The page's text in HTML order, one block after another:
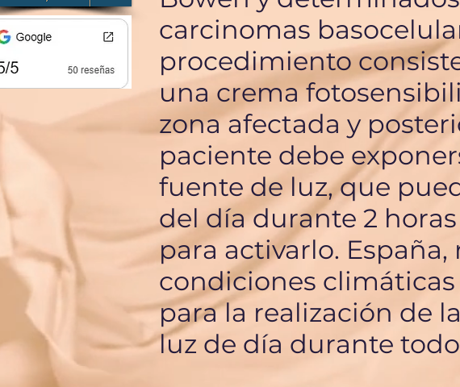
carcinomas
procedimiento
una crema
zona afectada y
paciente debe
fuente de luz, que
del día durante 2
para activarlo. España,
condiciones
para la realización de
luz de día durante